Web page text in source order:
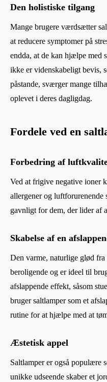
Den holistiske tilgang
Mange brugere værdsætter
at reducere symptomer på
endda, at de kan hjælpe med
ikke er videnskabeligt bevis,
påstande, sværger mange
oplevet i deres dagligdag.
Fordele ved en
Forbedring af
Ved at frigive negative ioner
allergener og
gavnligt for dem, der lider af
Skabelse af en
Den varme, naturlige glød
beroligende og er ideel til
afslappende effekt, såsom
bruger saltlamper som et
rutine for at hjælpe med at
Æstetisk appel
Saltlamper er også populære
unikke udseende skaber et